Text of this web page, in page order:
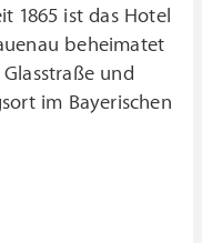
1865 ist das Hotel
beheimatet
und
im Bayerischen